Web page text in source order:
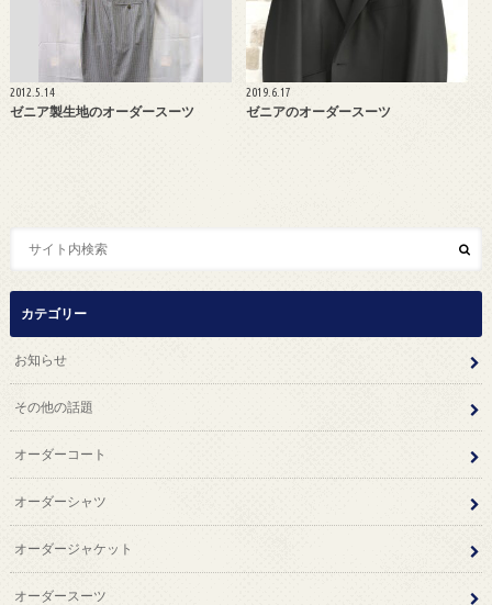
2012.5.14
ゼニア製生地のオーダースーツ
2019.6.17
ゼニアのオーダースーツ
カテゴリー
お知らせ
その他の話題
オーダーコート
オーダーシャツ
オーダージャケット
オーダースーツ